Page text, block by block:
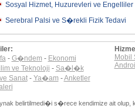
Sosyal Hizmet, Huzurevleri ve Engelliler
Serebral Palsi ve S�rekli Fizik Tedavi
- G�ndem - Ekonomi
ve Teknoloji - Sa�l�k
Sanat- Ya�am -Anketler
Mobil
belirtilmedi�i s�rece kendimize ait